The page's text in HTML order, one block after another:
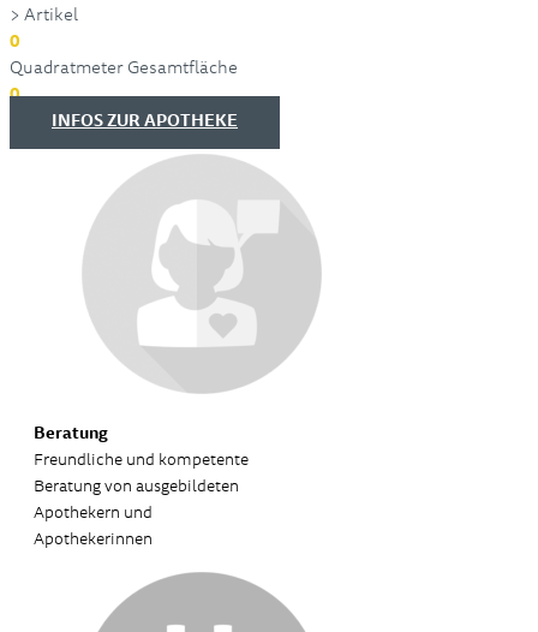
> Artikel
0
Quadratmeter Gesamtfläche
0
INFOS ZUR APOTHEKE
Beratung
Freundliche und kompetente
Beratung von ausgebildeten
Apothekern und
Apothekerinnen